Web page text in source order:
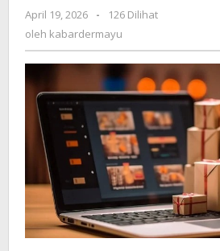
Kehilangan
April 19, 2026
oleh
kabardermayu
-
126 Dilihat
oleh kabardermayu